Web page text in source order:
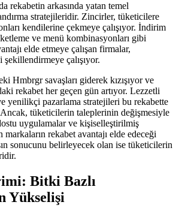
rekabetin arkasında yatan temel
stratejileridir. Zincirler, tüketicilere
kendilerine çekmeye çalışıyor. İndirim
ve menü kombinasyonları gibi
elde etmeye çalışan firmalar,
çalışıyor.
Hmbrgr savaşları giderek kızışıyor ve
rekabet her geçen gün artıyor. Lezzetli
yenilikçi pazarlama stratejileri bu rekabette
tüketicilerin taleplerinin değişmesiyle
uygulamalar ve kişiselleştirilmiş
rekabet avantajı elde edeceği
sonucunu belirleyecek olan ise tüketicilerin
Bitki Bazlı
Yükselişi